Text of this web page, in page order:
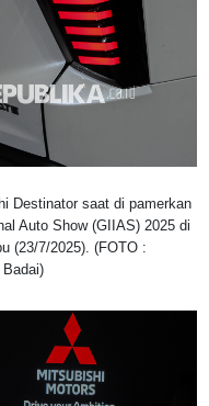
Destinator saat di pamerkan
Auto Show (GIIAS) 2025 di
(23/7/2025). (FOTO :